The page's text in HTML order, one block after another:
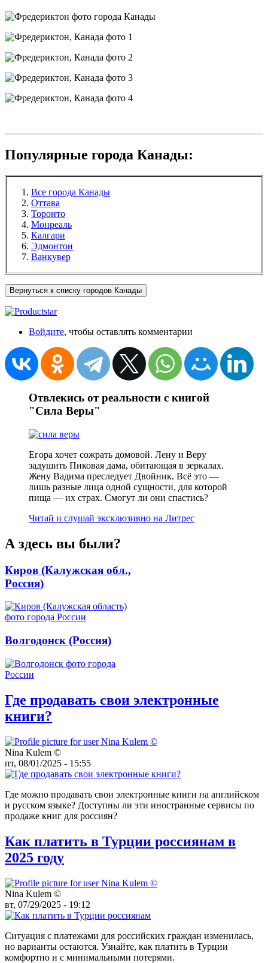
Популярные города Канады:
Все города Канады
Оттава
Торонто
Монреаль
Калгари
Эдмонтон
Ванкувер
Вернуться к списку городов Канады
Войдите, чтобы оставлять комментарии
Отвлекись от реальности с книгой
"Сила Веры"
Егора хочет сожрать домовой. Лену и Веру
задушить Пиковая дама, обитающая в зеркалах.
Жену Вадима преследует Двойник. Всё это —
лишь разные лица одной сущности, для которой
пища — их страх. Смогут ли они спастись?
Читай и слушай эксклюзивно на Литрес
А здесь вы были?
Киров (Калужская обл.,
Россия)
Волгодонск (Россия)
Где продавать свои электронные
книги?
Nina Kulem ©️
пт, 08/01/2025 - 15:55
Где можно продавать свои электронные книги на английском
и русском языке? Доступны ли эти иностранные сервисы по
продаже книг для россиян?
Как платить в Турции россиянам в
2025 году
Nina Kulem ©️
вт, 07/29/2025 - 19:12
Ситуация с платежами для российских граждан изменилась,
но варианты остаются. Узнайте, как платить в Турции
комфортно и с минимальными потерями.